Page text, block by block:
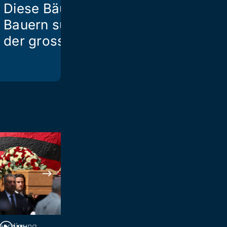
Diese Bäuerinnen und
Bauern suchen nach
der grossen Liebe